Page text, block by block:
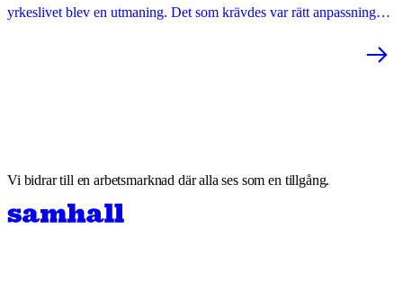
yrkeslivet blev en utmaning. Det som krävdes var rätt anpassningar
Vi bidrar till en arbetsmarknad där alla ses som en tillgång.